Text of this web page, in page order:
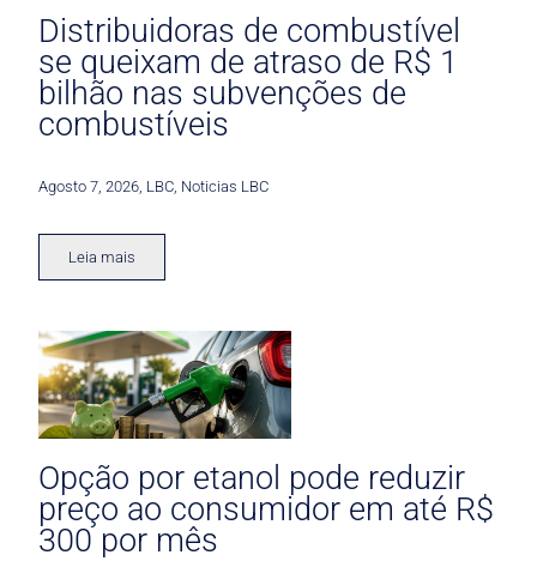
Distribuidoras de combustível
se queixam de atraso de R$ 1
bilhão nas subvenções de
combustíveis
Agosto 7, 2026 LBC Noticias LBC
Leia mais
Opção por etanol pode reduzir
preço ao consumidor em até R$
300 por mês